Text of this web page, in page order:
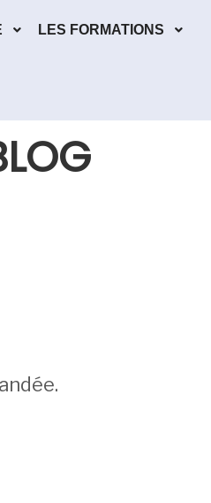
LES FORMATIONS